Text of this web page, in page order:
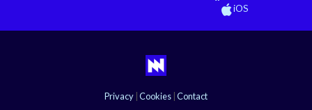
iOS
Privacy Cookies Contact